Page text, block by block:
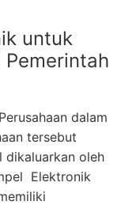
untuk
Pemerintah
dalam
tersebut
dikaluarkan oleh
Elektronik